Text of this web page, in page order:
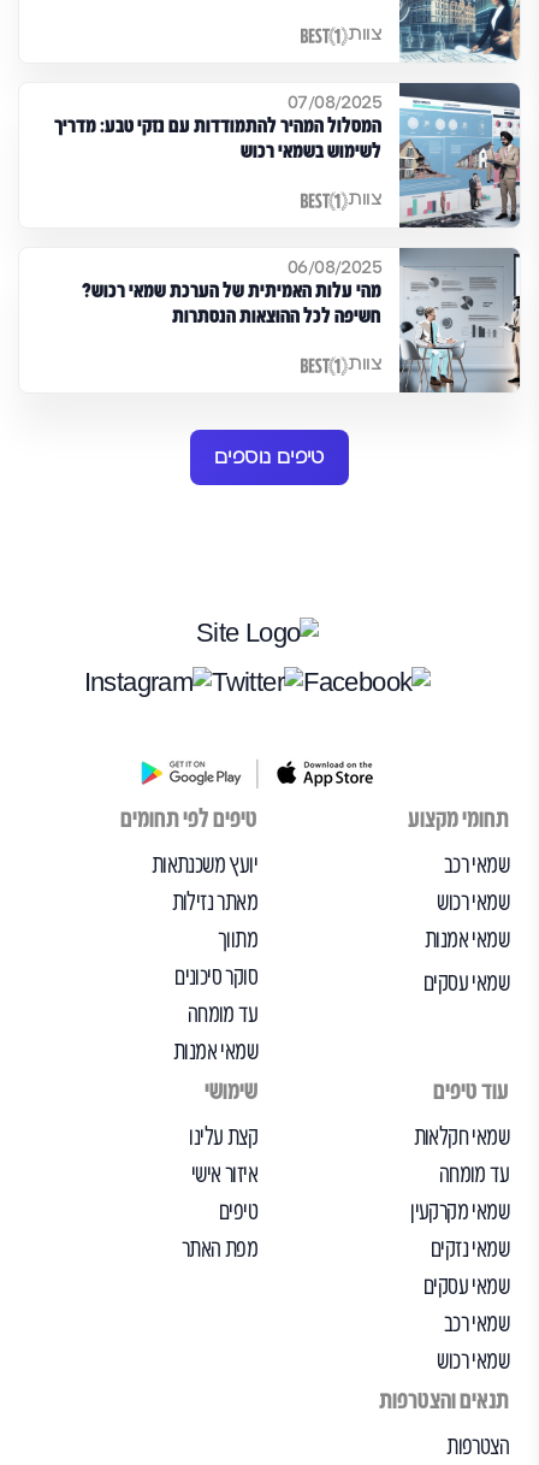
צוות
07/08/2025
המסלול המהיר להתמודדות עם נזקי טבע: מדריך
לשימוש בשמאי רכוש
צוות
06/08/2025
מהי עלות האמיתית של הערכת שמאי רכוש?
חשיפה לכל ההוצאות הנסתרות
צוות
טיפים נוספים
תחומי מקצוע
שמאי רכב
שמאי רכוש
שמאי אמנות
שמאי עסקים
טיפים לפי תחומים
יועץ משכנתאות
מאתר נזילות
מתווך
סוקר סיכונים
עד מומחה
שמאי אמנות
עוד טיפים
שמאי חקלאות
עד מומחה
שמאי מקרקעין
שמאי נזקים
שמאי עסקים
שמאי רכב
שמאי רכוש
שימושי
קצת עלינו
איזור אישי
טיפים
מפת האתר
תנאים והצטרפות
הצטרפות